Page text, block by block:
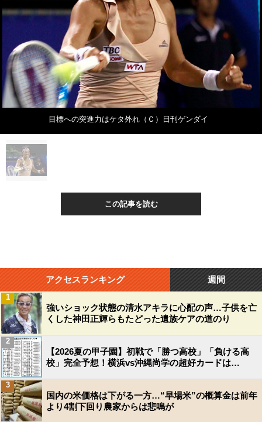
目標への突進力はケタ外れ（Ｃ）日刊ゲンダイ
この記事を読む
アクセスランキング 週間
強いショック状態の清水アキラに心配の声…子供を亡
くした神田正輝らもたどった遺族ケアの道のり
1
【2026夏の甲子園】初戦で「勝つ高校」「負ける高
校」完全予想！横浜vs沖縄尚学の超好カードは…
2
国内の米価格は下がる一方…“早場米”の概算金は前年
より4割下回り農家からは悲鳴が
3